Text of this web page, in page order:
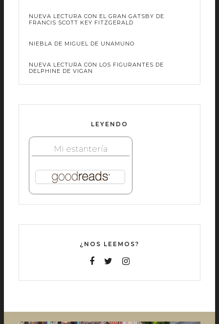
NUEVA LECTURA CON EL GRAN GATSBY DE
FRANCIS SCOTT KEY FITZGERALD
NIEBLA DE MIGUEL DE UNAMUNO
NUEVA LECTURA CON LOS FIGURANTES DE
DELPHINE DE VIGAN
LEYENDO
Mi estantería
¿NOS LEEMOS?